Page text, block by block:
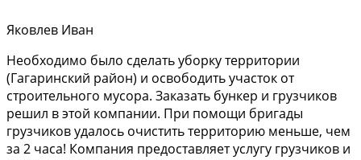
Яковлев Иван
Необходимо было сделать уборку территории
(Гагаринский район) и освободить участок от
строительного мусора. Заказать бункер и грузчиков
решил в этой компании. При помощи бригады
грузчиков удалось очистить территорию меньше, чем
за 2 часа! Компания предоставляет услугу грузчиков и